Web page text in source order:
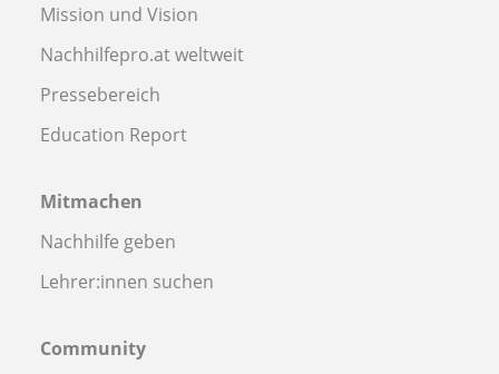
Mission und Vision
Nachhilfepro.at weltweit
Pressebereich
Education Report
Mitmachen
Nachhilfe geben
Lehrer:innen suchen
Community